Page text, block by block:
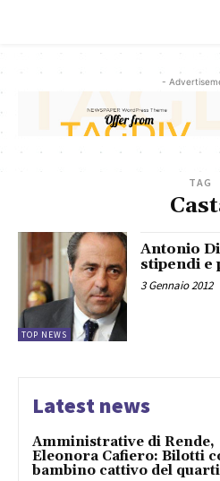
-
TAG
TOP NEWS
Antonio
stipendi e
3 Gennaio 2012
Latest news
Amministrative di Rende,
Eleonora Cafiero: Bilotti
bambino cattivo del